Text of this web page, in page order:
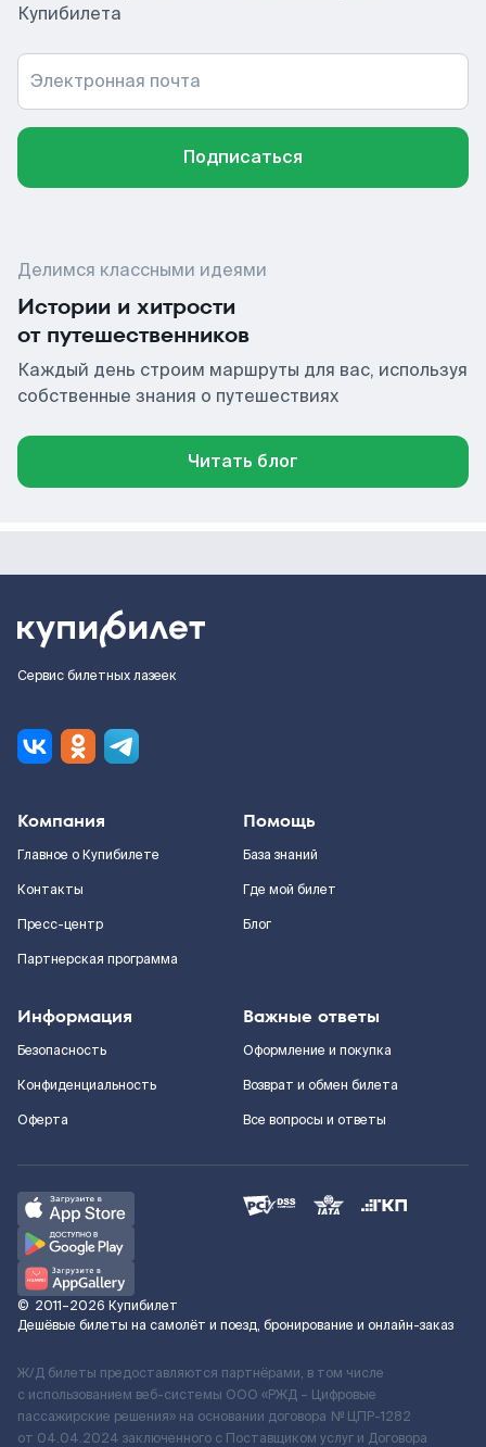
Купибилета
Электронная почта
Подписаться
Делимся классными идеями
Истории и хитрости
от путешественников
Каждый день строим маршруты для вас, используя
собственные знания о путешествиях
Читать блог
Сервис билетных лазеек
Компания
Главное о Купибилете
Контакты
Пресс-центр
Партнерская программа
Помощь
База знаний
Где мой билет
Блог
Информация
Безопасность
Конфиденциальность
Оферта
Важные ответы
Оформление и покупка
Возврат и обмен билета
Все вопросы и ответы
© 2011–2026 Купибилет
Дешёвые билеты на самолёт и поезд, бронирование и онлайн-заказ
Ж/Д билеты предоставляются партнёрами, в том числе
с использованием веб-системы ООО «РЖД – Цифровые
пассажирские решения» на основании договора № ЦПР-1282
от 04.04.2024 заключенного с Поставщиком услуг и Договора